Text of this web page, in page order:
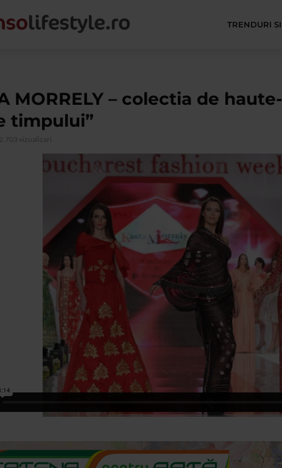
TRENDURI
MORRELY – colectia de
timpului”
2.703 vizualizari